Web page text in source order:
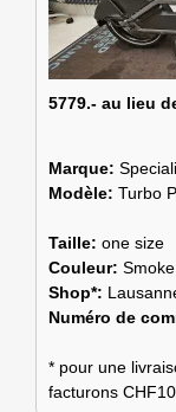
5779.- au lieu
Marque:
Modèle: Turbo
Taille: one size
Couleur:
Shop*:
Numéro de
* pour une
facturons